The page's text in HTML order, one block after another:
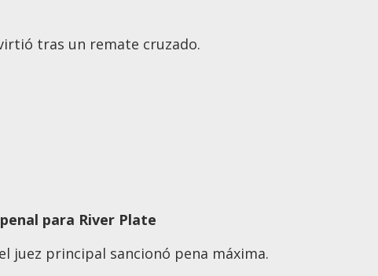
tras un remate cruzado.
para River Plate
juez principal sancionó pena máxima.